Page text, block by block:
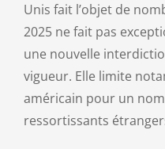
Unis fait l’objet de
2025 ne fait pas
une nouvelle
vigueur. Elle limite
américain pour un
ressortissants